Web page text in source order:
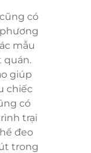
có
mẫu
quán.
giúp
chiếc
có
trại
đeo
trong